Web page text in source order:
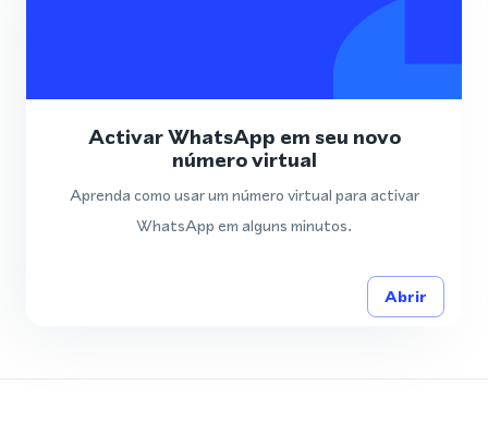
Activar WhatsApp em seu novo
número virtual
Aprenda como usar um número virtual para activar
WhatsApp em alguns minutos.
Abrir